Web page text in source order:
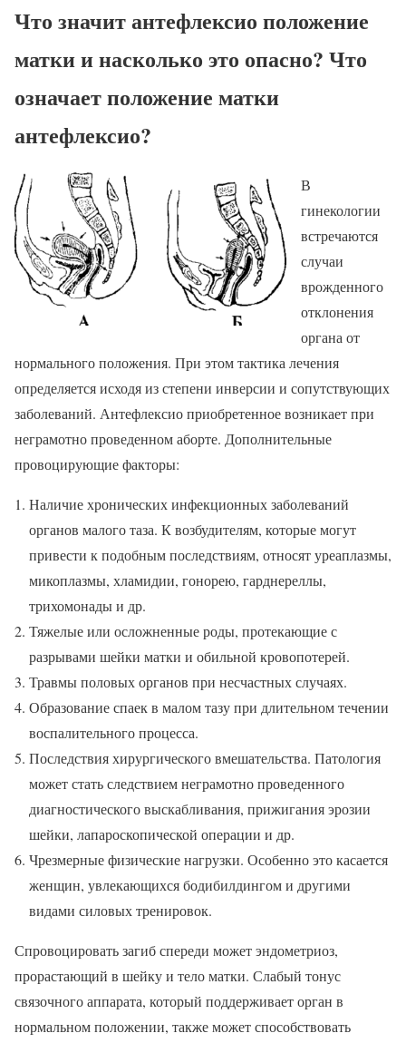
Что значит антефлексио положение
матки и насколько это опасно? Что
означает положение матки
антефлексио?
В
гинекологии
встречаются
случаи
врожденного
отклонения
органа от
нормального положения. При этом тактика лечения
определяется исходя из степени инверсии и сопутствующих
заболеваний. Антефлексио приобретенное возникает при
неграмотно проведенном аборте. Дополнительные
провоцирующие факторы:
Наличие хронических инфекционных заболеваний
органов малого таза. К возбудителям, которые могут
привести к подобным последствиям, относят уреаплазмы,
микоплазмы, хламидии, гонорею, гарднереллы,
трихомонады и др.
Тяжелые или осложненные роды, протекающие с
разрывами шейки матки и обильной кровопотерей.
Травмы половых органов при несчастных случаях.
Образование спаек в малом тазу при длительном течении
воспалительного процесса.
Последствия хирургического вмешательства. Патология
может стать следствием неграмотно проведенного
диагностического выскабливания, прижигания эрозии
шейки, лапароскопической операции и др.
Чрезмерные физические нагрузки. Особенно это касается
женщин, увлекающихся бодибилдингом и другими
видами силовых тренировок.
Спровоцировать загиб спереди может эндометриоз,
прорастающий в шейку и тело матки. Слабый тонус
связочного аппарата, который поддерживает орган в
нормальном положении, также может способствовать